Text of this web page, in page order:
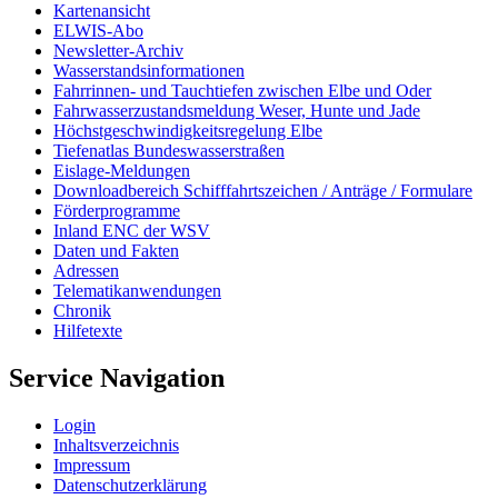
Kartenansicht
ELWIS-Abo
Newsletter-Archiv
Wasserstandsinformationen
Fahrrinnen- und Tauchtiefen zwischen Elbe und Oder
Fahrwasserzustandsmeldung Weser, Hunte und Jade
Höchstgeschwindigkeitsregelung Elbe
Tiefenatlas Bundeswasserstraßen
Eislage-Meldungen
Downloadbereich Schifffahrtszeichen / Anträge / Formulare
Förderprogramme
Inland ENC der WSV
Daten und Fakten
Adressen
Telematikanwendungen
Chronik
Hilfetexte
Service Navigation
Login
Inhaltsverzeichnis
Impressum
Datenschutzerklärung